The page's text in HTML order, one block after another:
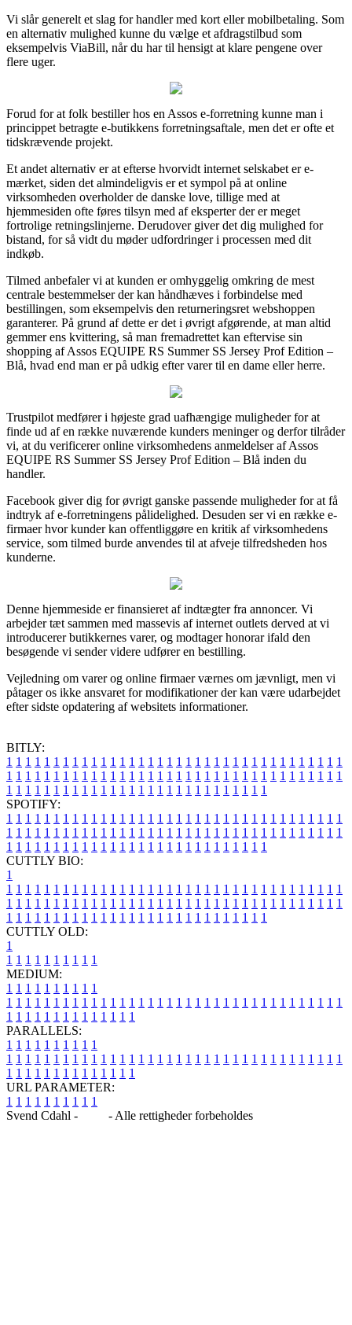
Vi slår generelt et slag for handler med kort eller mobilbetaling. Som
en alternativ mulighed kunne du vælge et afdragstilbud som
eksempelvis ViaBill, når du har til hensigt at klare pengene over
flere uger.
Forud for at folk bestiller hos en Assos e-forretning kunne man i
princippet betragte e-butikkens forretningsaftale, men det er ofte et
tidskrævende projekt.
Et andet alternativ er at efterse hvorvidt internet selskabet er e-
mærket, siden det almindeligvis er et sympol på at online
virksomheden overholder de danske love, tillige med at
hjemmesiden ofte føres tilsyn med af eksperter der er meget
fortrolige retningslinjerne. Derudover giver det dig mulighed for
bistand, for så vidt du møder udfordringer i processen med dit
indkøb.
Tilmed anbefaler vi at kunden er omhyggelig omkring de mest
centrale bestemmelser der kan håndhæves i forbindelse med
bestillingen, som eksempelvis den returneringsret webshoppen
garanterer. På grund af dette er det i øvrigt afgørende, at man altid
gemmer ens kvittering, så man fremadrettet kan eftervise sin
shopping af Assos EQUIPE RS Summer SS Jersey Prof Edition –
Blå, hvad end man er på udkig efter varer til en dame eller herre.
Trustpilot medfører i højeste grad uafhængige muligheder for at
finde ud af en række nuværende kunders meninger og derfor tilråder
vi, at du verificerer online virksomhedens anmeldelser af Assos
EQUIPE RS Summer SS Jersey Prof Edition – Blå inden du
handler.
Facebook giver dig for øvrigt ganske passende muligheder for at få
indtryk af e-forretningens pålidelighed. Desuden ser vi en række e-
firmaer hvor kunder kan offentliggøre en kritik af virksomhedens
service, som tilmed burde anvendes til at afveje tilfredsheden hos
kunderne.
Denne hjemmeside er finansieret af indtægter fra annoncer. Vi
arbejder tæt sammen med massevis af internet outlets derved at vi
introducerer butikkernes varer, og modtager honorar ifald den
besøgende vi sender videre udfører en bestilling.
Vejledning om varer og online firmaer værnes om jævnligt, men vi
påtager os ikke ansvaret for modifikationer der kan være udarbejdet
efter sidste opdatering af websitets informationer.
BITLY:
1 1 1 1 1 1 1 1 1 1 1 1 1 1 1 1 1 1 1 1 1 1 1 1 1 1 1 1 1 1 1 1 1 1 1 1
1 1 1 1 1 1 1 1 1 1 1 1 1 1 1 1 1 1 1 1 1 1 1 1 1 1 1 1 1 1 1 1 1 1 1 1
1 1 1 1 1 1 1 1 1 1 1 1 1 1 1 1 1 1 1 1 1 1 1 1 1 1 1 1
SPOTIFY:
1 1 1 1 1 1 1 1 1 1 1 1 1 1 1 1 1 1 1 1 1 1 1 1 1 1 1 1 1 1 1 1 1 1 1 1
1 1 1 1 1 1 1 1 1 1 1 1 1 1 1 1 1 1 1 1 1 1 1 1 1 1 1 1 1 1 1 1 1 1 1 1
1 1 1 1 1 1 1 1 1 1 1 1 1 1 1 1 1 1 1 1 1 1 1 1 1 1 1 1
CUTTLY BIO:
1
1 1 1 1 1 1 1 1 1 1 1 1 1 1 1 1 1 1 1 1 1 1 1 1 1 1 1 1 1 1 1 1 1 1 1 1
1 1 1 1 1 1 1 1 1 1 1 1 1 1 1 1 1 1 1 1 1 1 1 1 1 1 1 1 1 1 1 1 1 1 1 1
1 1 1 1 1 1 1 1 1 1 1 1 1 1 1 1 1 1 1 1 1 1 1 1 1 1 1 1
CUTTLY OLD:
1
1 1 1 1 1 1 1 1 1 1
MEDIUM:
1 1 1 1 1 1 1 1 1 1
1 1 1 1 1 1 1 1 1 1 1 1 1 1 1 1 1 1 1 1 1 1 1 1 1 1 1 1 1 1 1 1 1 1 1 1
1 1 1 1 1 1 1 1 1 1 1 1 1 1
PARALLELS:
1 1 1 1 1 1 1 1 1 1
1 1 1 1 1 1 1 1 1 1 1 1 1 1 1 1 1 1 1 1 1 1 1 1 1 1 1 1 1 1 1 1 1 1 1 1
1 1 1 1 1 1 1 1 1 1 1 1 1 1
URL PARAMETER:
1 1 1 1 1 1 1 1 1 1
Svend Cdahl -
- Alle rettigheder forbeholdes